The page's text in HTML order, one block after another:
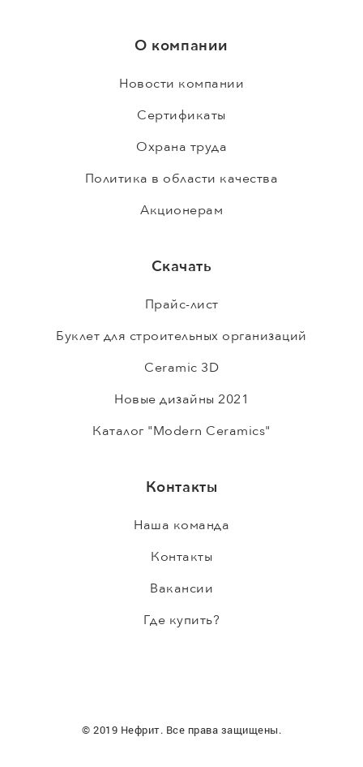
О компании
Новости компании
Сертификаты
Охрана труда
Политика в области качества
Акционерам
Скачать
Прайс-лист
Буклет для строительных организаций
Ceramic 3D
Новые дизайны 2021
Каталог "Modern Ceramics"
Контакты
Наша команда
Контакты
Вакансии
Где купить?
© 2019 Нефрит. Все права защищены.